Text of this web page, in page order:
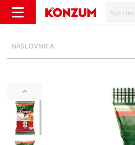
NASLOVNICA